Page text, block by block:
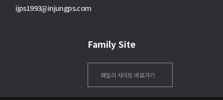
ijps1993@injungps.com
Family Site
패밀리 사이트 바로가기